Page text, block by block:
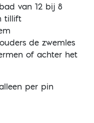
van 12 bij 8
tillift
de zwemles
of achter het
per pin